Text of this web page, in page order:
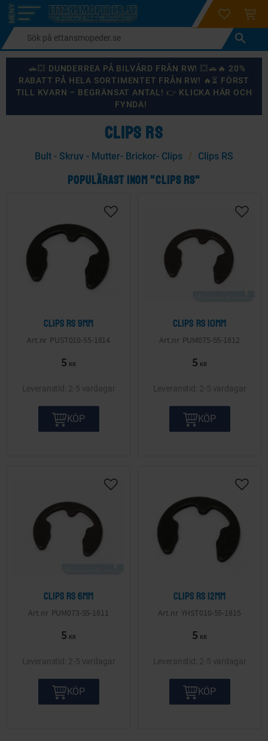
Meny
login
🚗💥 DUNDERREA PÅ BILVÅRD FRÅN RW! 💥🚗🔥 20%
RABATT PÅ HELA SORTIMENTET FRÅN RW! 🔥⏳ FÖRST
TILL KVARN – BEGRÄNSAT ANTAL! 👉 KLICKA HÄR OCH
FYNDA!
CLIPS RS
Bult - Skruv - Mutter- Brickor- Clips Clips RS
POPULÄRAST INOM "CLIPS RS"
Clips RS 9mm
PUST010-55-1814
5 KR
2-5 vardagar
KÖP
Clips RS 10mm
PUM075-55-1812
5 KR
2-5 vardagar
KÖP
Clips RS 6mm
PUM073-55-1811
5 KR
2-5 vardagar
KÖP
Clips RS 12mm
YHST010-55-1815
5 KR
2-5 vardagar
KÖP